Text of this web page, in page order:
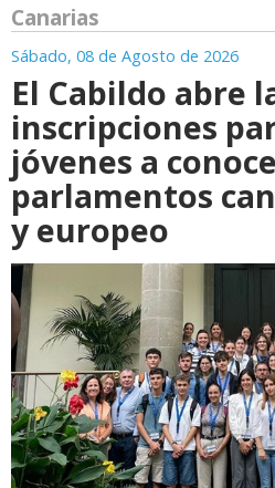
Canarias
Sábado, 08 de Agosto de 2026
El Cabildo abre
inscripciones
jóvenes a
parlamentos
y europeo